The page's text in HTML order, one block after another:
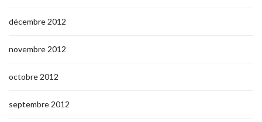
décembre 2012
novembre 2012
octobre 2012
septembre 2012